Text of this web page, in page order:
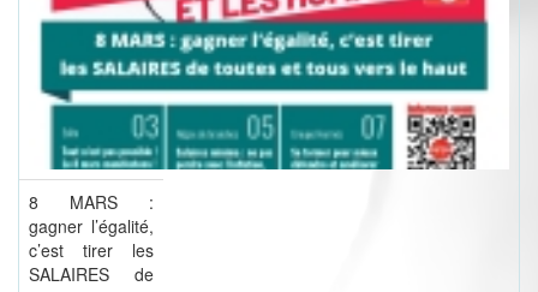
8 MARS :
gagner l’égalité,
c’est tirer les
SALAIRES de